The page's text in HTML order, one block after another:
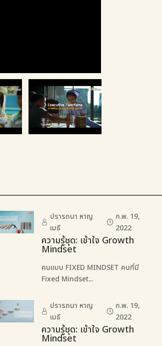
ปรารถนา หาญ
เมธี
ก.พ. 19,
2022
ความรู้ชุด: เข้าใจ Growth
Mindset
คนแบบ FIXED MINDSET คนที่มี
Fixed Mindset...
ปรารถนา หาญ
เมธี
ก.พ. 19,
2022
ความรู้ชุด: เข้าใจ Growth
Mindset